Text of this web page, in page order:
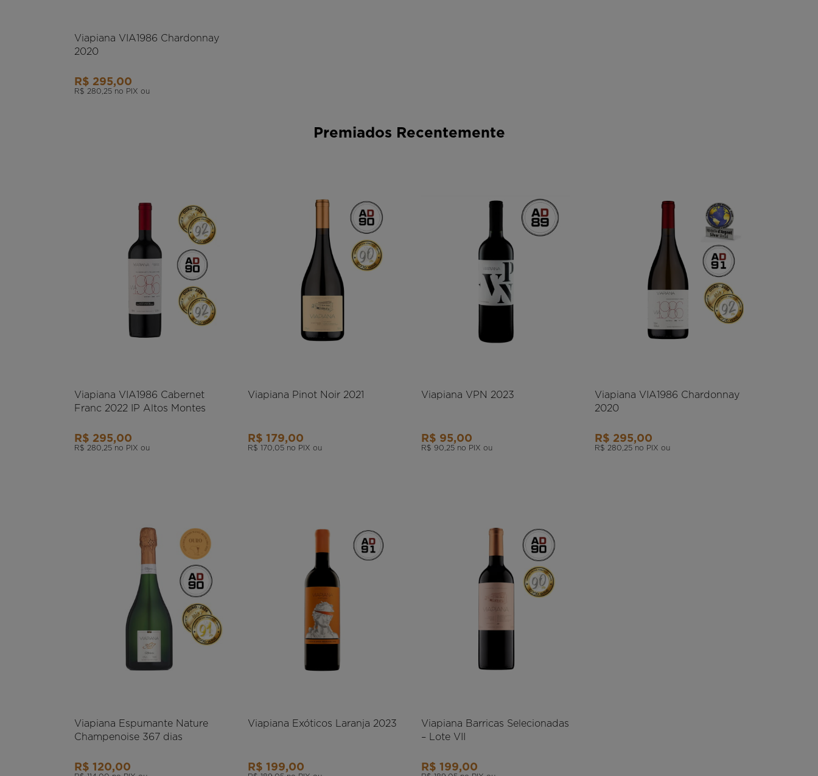
Viapiana VIA1986 Chardonnay
2020
R$ 295,00
R$ 280,25 no PIX ou
Premiados Recentemente
Viapiana VIA1986 Cabernet
Franc 2022 IP Altos Montes
R$ 295,00
R$ 280,25 no PIX ou
Viapiana Pinot Noir 2021
R$ 179,00
R$ 170,05 no PIX ou
Viapiana VPN 2023
R$ 95,00
R$ 90,25 no PIX ou
Viapiana VIA1986 Chardonnay
2020
R$ 295,00
R$ 280,25 no PIX ou
Viapiana Espumante Nature
Champenoise 367 dias
R$ 120,00
Viapiana Exóticos Laranja 2023
R$ 199,00
Viapiana Barricas Selecionadas
– Lote VII
R$ 199,00